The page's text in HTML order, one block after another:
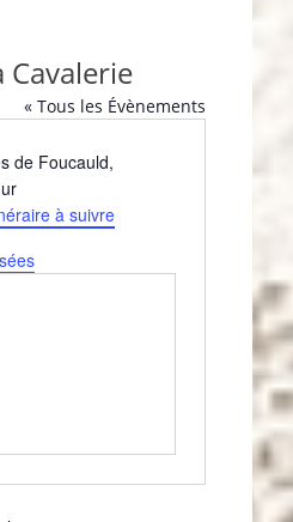
Cavalerie
« Tous les Évènements
de Foucauld,
à suivre